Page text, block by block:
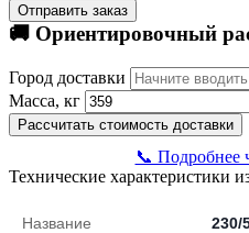
Отправить заказ
🚚 Ориентировочный
Город доставки
Масса, кг
Рассчитать стоимость доставки
📞 Подробнее
Технические характеристики
Название 230/